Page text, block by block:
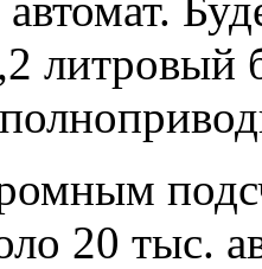
литровый
20 тыс.